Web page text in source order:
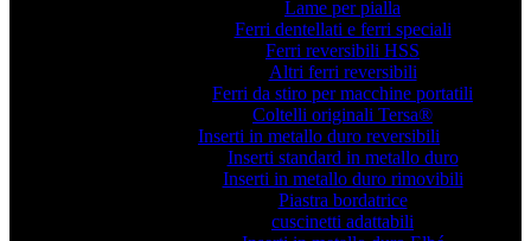
Lame per pialla
Ferri dentellati e ferri speciali
Ferri reversibili HSS
Altri ferri reversibili
Ferri da stiro per macchine portatili
Coltelli originali Tersa®
Inserti in metallo duro reversibili
Inserti standard in metallo duro
Inserti in metallo duro rimovibili
Piastra bordatrice
cuscinetti adattabili